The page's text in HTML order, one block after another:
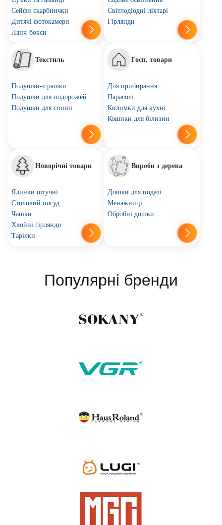
Сейфи скарбнички
Дитячі фотокамери
Ланч-бокси
Світлодіодні ліхтарі
Гірлянди
Текстиль
Подушки-іграшки
Подушки для подорожей
Подушки для спини
Госп. товари
Для прибирання
Парасолі
Килимки для кухні
Кошики для білизни
Новорічні товари
Ялинки штучні
Столовий посуд
Чашки
Хвойні гірлянди
Тарілки
Вироби з дерева
Дошки для подачі
Менажниці
Обробні дошки
Популярні бренди